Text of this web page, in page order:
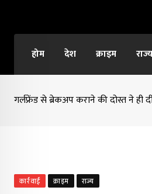
content
होम
देश क्राइम
गर्लफ्रेंड से ब्रेकअप कराने की दोस्त ने ही
कार्रवाई क्राइम राज्य